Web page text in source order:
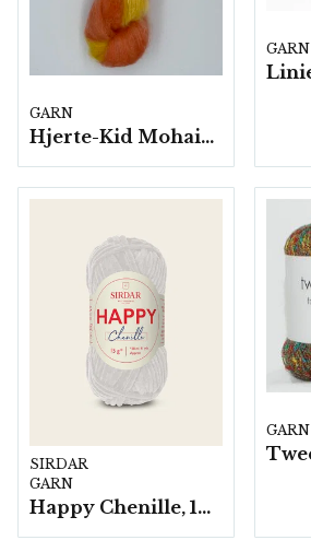
GARN
Hjerte-Kid Mohair, 5 härvor a50 g./fp.
GARN
SIRDAR
GARN
Happy Chenille, 10 nystan á 15g/fp
GARN